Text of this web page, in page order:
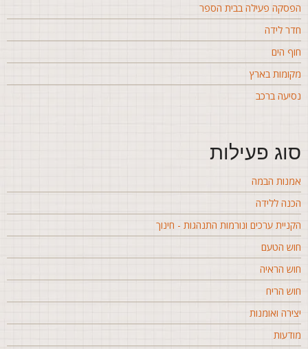
פעילה בבית הספר
לידה
הים
בארץ
ברכב
פעילות
הבמה
ללידה
ערכים ונורמות התנהגות - חינוך
הטעם
הראיה
הריח
ואומנות